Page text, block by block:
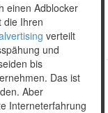
Spam.
einen Adblocker
die Ihren
verteilt
und
bis
Das ist
Aber
Interneterfahrung